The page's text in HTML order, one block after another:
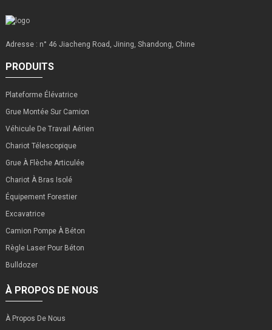
Adresse : n° 46 Jiacheng Road, Jining, Shandong, Chine
PRODUITS
Plateforme Élévatrice
Grue Montée Sur Camion
Véhicule De Travail Aérien
Chariot Télescopique
Grue À Flèche Articulée
Chariot À Bras Isolé
Équipement Forestier
Excavatrice
Camion Pompe À Béton
Règle Laser Pour Béton
Bulldozer
À PROPOS DE NOUS
À Propos De Nous